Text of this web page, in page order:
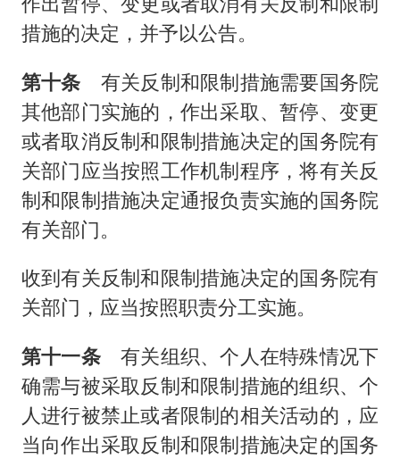
措施的决定，并予以公告。
第十条 有关反制和限制措施需要国务院
其他部门实施的，作出采取、暂停、变更
或者取消反制和限制措施决定的国务院有
关部门应当按照工作机制程序，将有关反
制和限制措施决定通报负责实施的国务院
有关部门。
收到有关反制和限制措施决定的国务院有
关部门，应当按照职责分工实施。
第十一条有关组织、个人在特殊情况下
确需与被采取反制和限制措施的组织、个
人进行被禁止或者限制的相关活动的，应
当向作出采取反制和限制措施决定的国务